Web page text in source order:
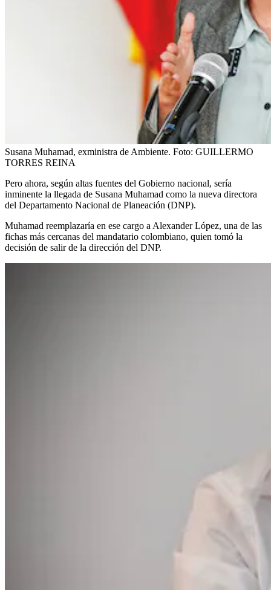
Susana Muhamad, exministra de Ambiente. Foto: GUILLERMO
TORRES REINA
Pero ahora, según altas fuentes del Gobierno nacional, sería
inminente la llegada de Susana Muhamad como la nueva directora
del Departamento Nacional de Planeación (DNP).
Muhamad reemplazaría en ese cargo a Alexander López, una de las
fichas más cercanas del mandatario colombiano, quien tomó la
decisión de salir de la dirección del DNP.